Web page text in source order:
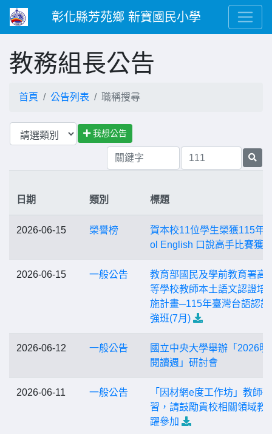
彰化縣芳苑鄉 新寶國民小學
教務組長公告
首頁 公告列表 職稱搜尋
我想公告
日期 類別 標題
2026-06-15 榮譽榜
賀本校11位學生榮獲115年
ol English 口說高手比賽獲
2026-06-15 一般公告
教育部國民及學前教育署高
等學校教師本土語文認證培
施計畫─115年臺灣台語認證
強班(7月)
2026-06-12 一般公告
國立中央大學舉辦「2026明
閱讀週」研討會
2026-06-11 一般公告
「因材網e度工作坊」教師研
習，請鼓勵貴校相關領域教
躍參加